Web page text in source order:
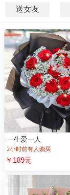
送女友
一生爱一人
2小时前有人购买
￥189元